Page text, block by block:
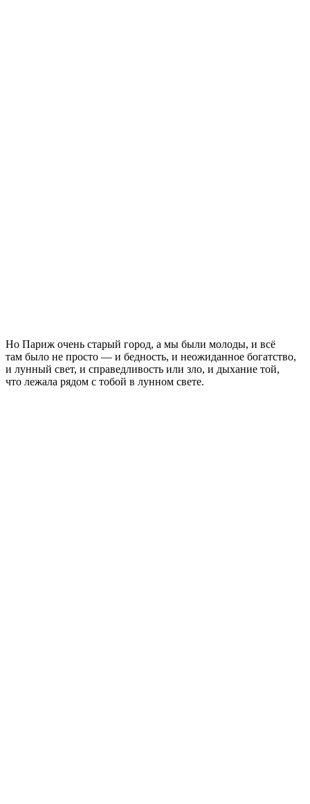
Но Париж очень старый город, а мы были молоды, и всё
там было не просто — и бедность, и неожиданное богатство,
и лунный свет, и справедливость или зло, и дыхание той,
что лежала рядом с тобой в лунном свете.